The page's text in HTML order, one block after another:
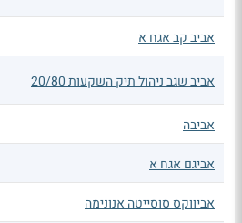
אביב קב אגח א
אביב שגב ניהול תיק השקעות 20/80
אביבה
אביגם אגח א
אביווקס סוסייטה אנונימה